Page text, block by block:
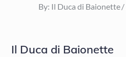
By: Il Duca di Baionette
Il Duca di Baionette